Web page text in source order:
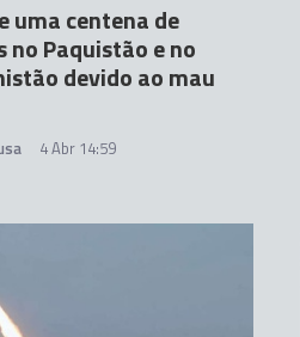
uma centena de
no Paquistão e no
devido ao mau
4 Abr 14:59